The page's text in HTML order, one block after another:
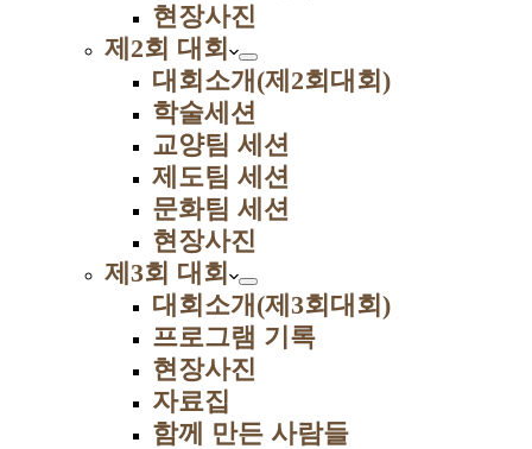
현장사진
제2회 대회
대회소개(제2회대회)
학술세션
교양팀 세션
제도팀 세션
문화팀 세션
현장사진
제3회 대회
대회소개(제3회대회)
프로그램 기록
현장사진
자료집
함께 만든 사람들